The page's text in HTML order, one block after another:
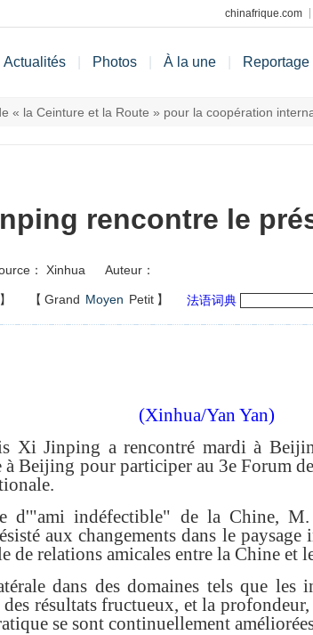
chinafrique.com
Actualités Photos À la une Reportage
« la Ceinture et la Route » pour la coopération
rencontre le
： Xinhua Auteur：
【 Grand Moyen Petit 】 法语词典
(Xinhua/Yan Yan)
Xi Jinping a rencontré mardi à
Beijing pour participer au 3e Forum
d'"ami indéfectible" de la Chine,
aux changements dans le paysage
de relations amicales entre la Chine et
dans des domaines tels que les
résultats fructueux, et la
se sont continuellement